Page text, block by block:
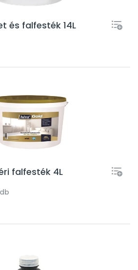
és falfesték 14L
falfesték 4L